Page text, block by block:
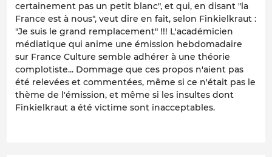
certainement pas un petit blanc", et qui, en disant "la
France est à nous", veut dire en fait, selon Finkielkraut :
"Je suis le grand remplacement" !!! L'académicien
médiatique qui anime une émission hebdomadaire
sur France Culture semble adhérer à une théorie
complotiste... Dommage que ces propos n'aient pas
été relevées et commentées, même si ce n'était pas le
thème de l'émission, et même si les insultes dont
Finkielkraut a été victime sont inacceptables.